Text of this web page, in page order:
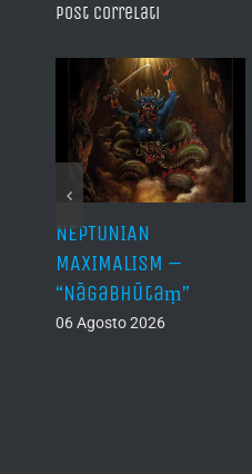
Post correlati
NEPTUNIAN
MAXIMALISM –
“Nāgabhūtaṃ”
06 Agosto 2026